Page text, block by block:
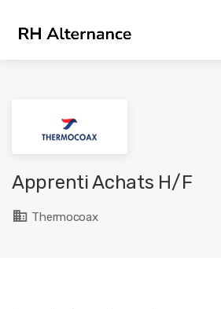
Apprenti Achats H/F
Thermocoax